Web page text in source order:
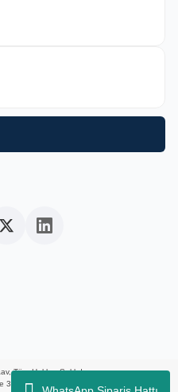
Tüm Hakları Saklıdır.
güvenlik ile korunmaktadır.